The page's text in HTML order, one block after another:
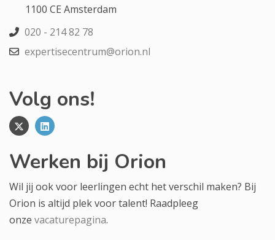
1100 CE Amsterdam
020 - 214 82 78
expertisecentrum@orion.nl
Volg ons!
Werken bij Orion
Wil jij ook voor leerlingen echt het verschil maken? Bij
Orion is altijd plek voor talent! Raadpleeg
onze vacaturepagina.